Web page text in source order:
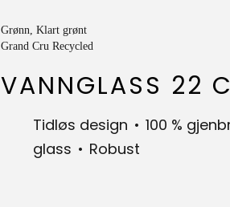
Grønn , Klart grønt
Grand Cru Recycled
VANNGLASS 22
Tidløs design
100 %
glass
Robust